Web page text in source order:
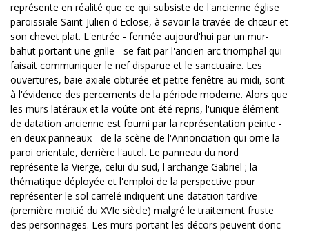
représente en réalité que ce qui subsiste de l'ancienne église
paroissiale Saint-Julien d'Eclose, à savoir la travée de chœur et
son chevet plat. L'entrée - fermée aujourd'hui par un mur-
bahut portant une grille - se fait par l'ancien arc triomphal qui
faisait communiquer le nef disparue et le sanctuaire. Les
ouvertures, baie axiale obturée et petite fenêtre au midi, sont
à l'évidence des percements de la période moderne. Alors que
les murs latéraux et la voûte ont été repris, l'unique élément
de datation ancienne est fourni par la représentation peinte -
en deux panneaux - de la scène de l'Annonciation qui orne la
paroi orientale, derrière l'autel. Le panneau du nord
représente la Vierge, celui du sud, l'archange Gabriel ; la
thématique déployée et l'emploi de la perspective pour
représenter le sol carrelé indiquent une datation tardive
(première moitié du XVIe siècle) malgré le traitement fruste
des personnages. Les murs portant les décors peuvent donc